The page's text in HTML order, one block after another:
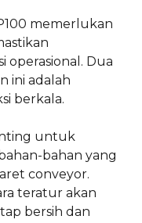
memerlukan
operasional. Dua
ini adalah
berkala.
untuk
bahan yang
conveyor.
teratur akan
bersih dan